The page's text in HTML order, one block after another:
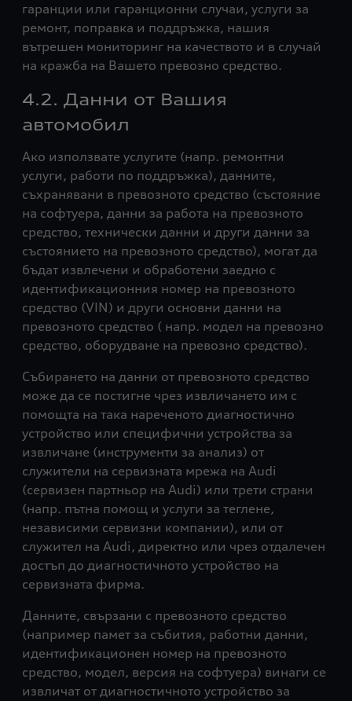
гаранции или гаранционни случаи, услуги за
ремонт, поправка и поддръжка, нашия
вътрешен мониторинг на качеството и в случай
на кражба на Вашето превозно средство.
4.2. Данни от Вашия
автомобил
Ако използвате услугите (напр. ремонтни
услуги, работи по поддръжка), данните,
съхранявани в превозното средство (състояние
на софтуера, данни за работа на превозното
средство, технически данни и други данни за
състоянието на превозното средство), могат да
бъдат извлечени и обработени заедно с
идентификационния номер на превозното
средство (VIN) и други основни данни на
превозното средство ( напр. модел на превозно
средство, оборудване на превозно средство).
Събирането на данни от превозното средство
може да се постигне чрез извличането им с
помощта на така нареченото диагностично
устройство или специфични устройства за
извличане (инструменти за анализ) от
служители на сервизната мрежа на Audi
(сервизен партньор на Audi) или трети страни
(напр. пътна помощ и услуги за теглене,
независими сервизни компании), или от
служител на Audi, директно или чрез отдалечен
достъп до диагностичното устройство на
сервизната фирма.
Данните, свързани с превозното средство
(например памет за събития, работни данни,
идентификационен номер на превозното
средство, модел, версия на софтуера) винаги се
извличат от диагностичното устройство за